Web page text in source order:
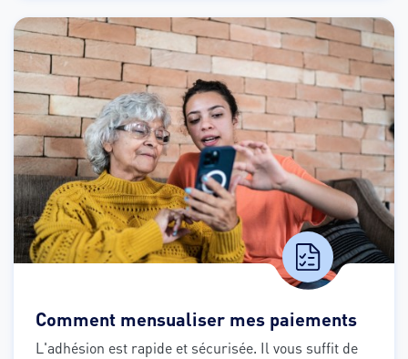
Comment mensualiser mes paiements
L'adhésion est rapide et sécurisée. Il vous suffit de